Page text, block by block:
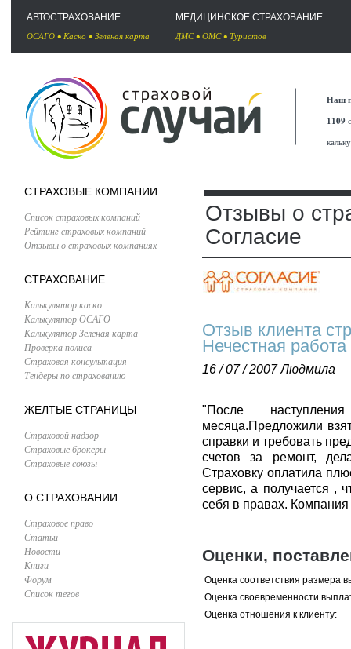
АВТОСТРАХОВАНИЕ
ОСАГО • Каско • Зеленая карта
МЕДИЦИНСКОЕ СТРАХОВАНИЕ
ДМС• ОМС• Туристов
Наш
1109
СТРАХОВЫЕ КОМПАНИИ
Список страховых компаний
Рейтинг страховых компаний
Отзывы о страховых компаниях
СТРАХОВАНИЕ
Калькулятор каско
Калькулятор ОСАГО
Калькулятор Зеленая карта
Проверка полиса
Страховая консультация
Тендеры по страхованию
ЖЕЛТЫЕ СТРАНИЦЫ
Страховой надзор
Страховые брокеры
Страховые союзы
О СТРАХОВАНИИ
Страховое право
Статьи
Новости
Книги
Форум
Список тегов
Отзывы о
Согласие
Отзыв клиента
Нечестная
16 / 07 / 2007Людмила
"После
месяца.Предложили
справки и требовать
счетов за ремонт,
Страховку оплатила
сервис, а получается ,
себя в правах.
Оценки,
Оценка соответствия размера
Оценка своевременности
Оценка отношения к клиенту: